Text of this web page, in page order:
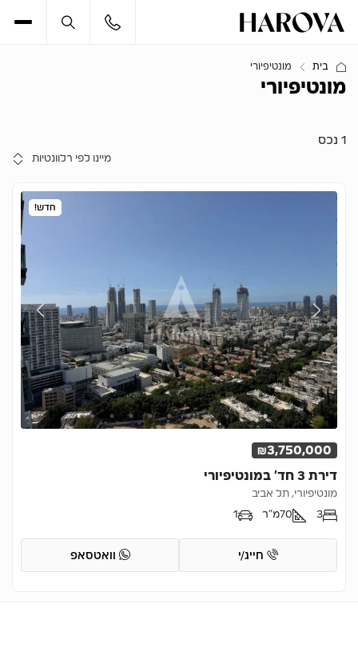
בית מונטיפיורי
מונטיפיורי
1 נכס
חדש!
₪3,750,000
דירת 3 חד’ במונטיפיורי
מונטיפיורי, תל אביב
3
70מ"ר 1
חייג/י וואטסאפ